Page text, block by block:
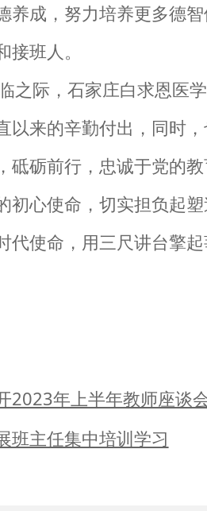
养成，努力培养更多德
班人。
际，石家庄白求恩医学
以来的辛勤付出，同时
砥砺前行，忠诚于党的
初心使命，切实担负起
代使命，用三尺讲台擎
2023年上半年教师座谈
班主任集中培训学习